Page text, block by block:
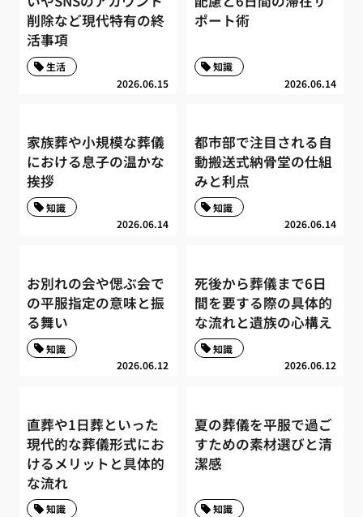
削除など現代特有の終
活事項
2026.06.15
生活
ポート術
2026.06.14
知識
家族葬や小規模な葬儀
における息子の温かな
挨拶
2026.06.14
知識
都市部で注目される自
動搬送式納骨堂の仕組
みと利点
2026.06.14
知識
お別れの会や偲ぶ会で
の平服指定の意味と振
る舞い
2026.06.12
知識
死後から葬儀まで6日
間を要する際の具体的
な流れと遺族の心構え
2026.06.12
知識
直葬や1日葬といった
現代的な葬儀形式にお
けるメリットと具体的
な流れ
知識
夏の葬儀を平服で過ご
すための素材選びと清
潔感
知識